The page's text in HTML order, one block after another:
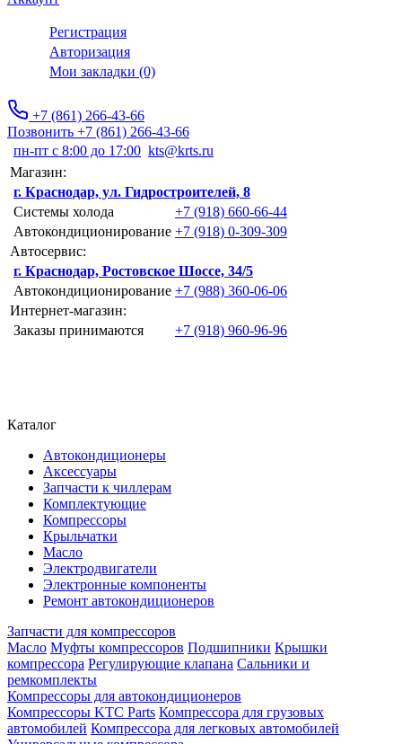
Регистрация
Авторизация
Мои закладки (0)
+7 (861) 266-43-66
Позвонить +7 (861) 266-43-66
пн-пт с 8:00 до 17:00 kts@krts.ru
Магазин:
г. Краснодар, ул. Гидростроителей, 8
Системы холода
+7 (918) 660-66-44
Автокондиционирование +7 (918) 0-309-309
Автосервис:
г. Краснодар, Ростовское Шоссе, 34/5
Автокондиционирование +7 (988) 360-06-06
Интернет-магазин:
Заказы принимаются
+7 (918) 960-96-96
Каталог
Автокондиционеры
Аксессуары
Запчасти к чиллерам
Комплектующие
Компрессоры
Крыльчатки
Масло
Электродвигатели
Электронные компоненты
Ремонт автокондиционеров
Запчасти для компрессоров
Масло Муфты компрессоров Подшипники Крышки
компрессора Регулирующие клапана Сальники и
ремкомплекты
Компрессоры для автокондиционеров
Компрессоры KTC Parts Компрессора для грузовых
автомобилей Компрессора для легковых автомобилей